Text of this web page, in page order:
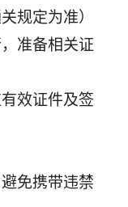
规定为准）
准备相关证
效证件及签
免携带违禁